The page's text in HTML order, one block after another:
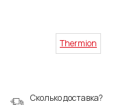
Thermion
Сколько доставка?